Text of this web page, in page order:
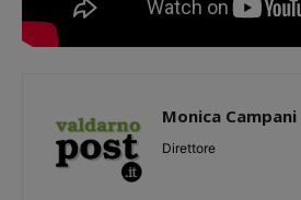
Monica Campani
Direttore